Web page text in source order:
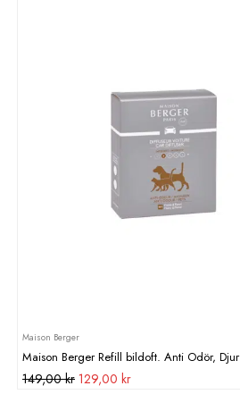
Maison Berger
Maison Berger Refill bildoft. Anti Odör, Djur
149,00kr Det
129,00 krDet